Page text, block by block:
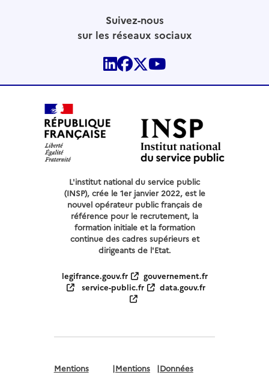
Suivez-nous
sur les réseaux sociaux
L'institut national du service public
(INSP), crée le 1er janvier 2022, est le
nouvel opérateur public français de
référence pour le recrutement, la
formation initiale et la formation
continue des cadres supérieurs et
dirigeants de l'Etat.
legifrance.gouv.fr
gouvernement.fr
service-public.fr
data.gouv.fr
Mentions
|Mentions
|Données